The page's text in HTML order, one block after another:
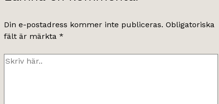
Din e-postadress kommer inte publiceras. Obligatoriska
fält är märkta *
Skriv